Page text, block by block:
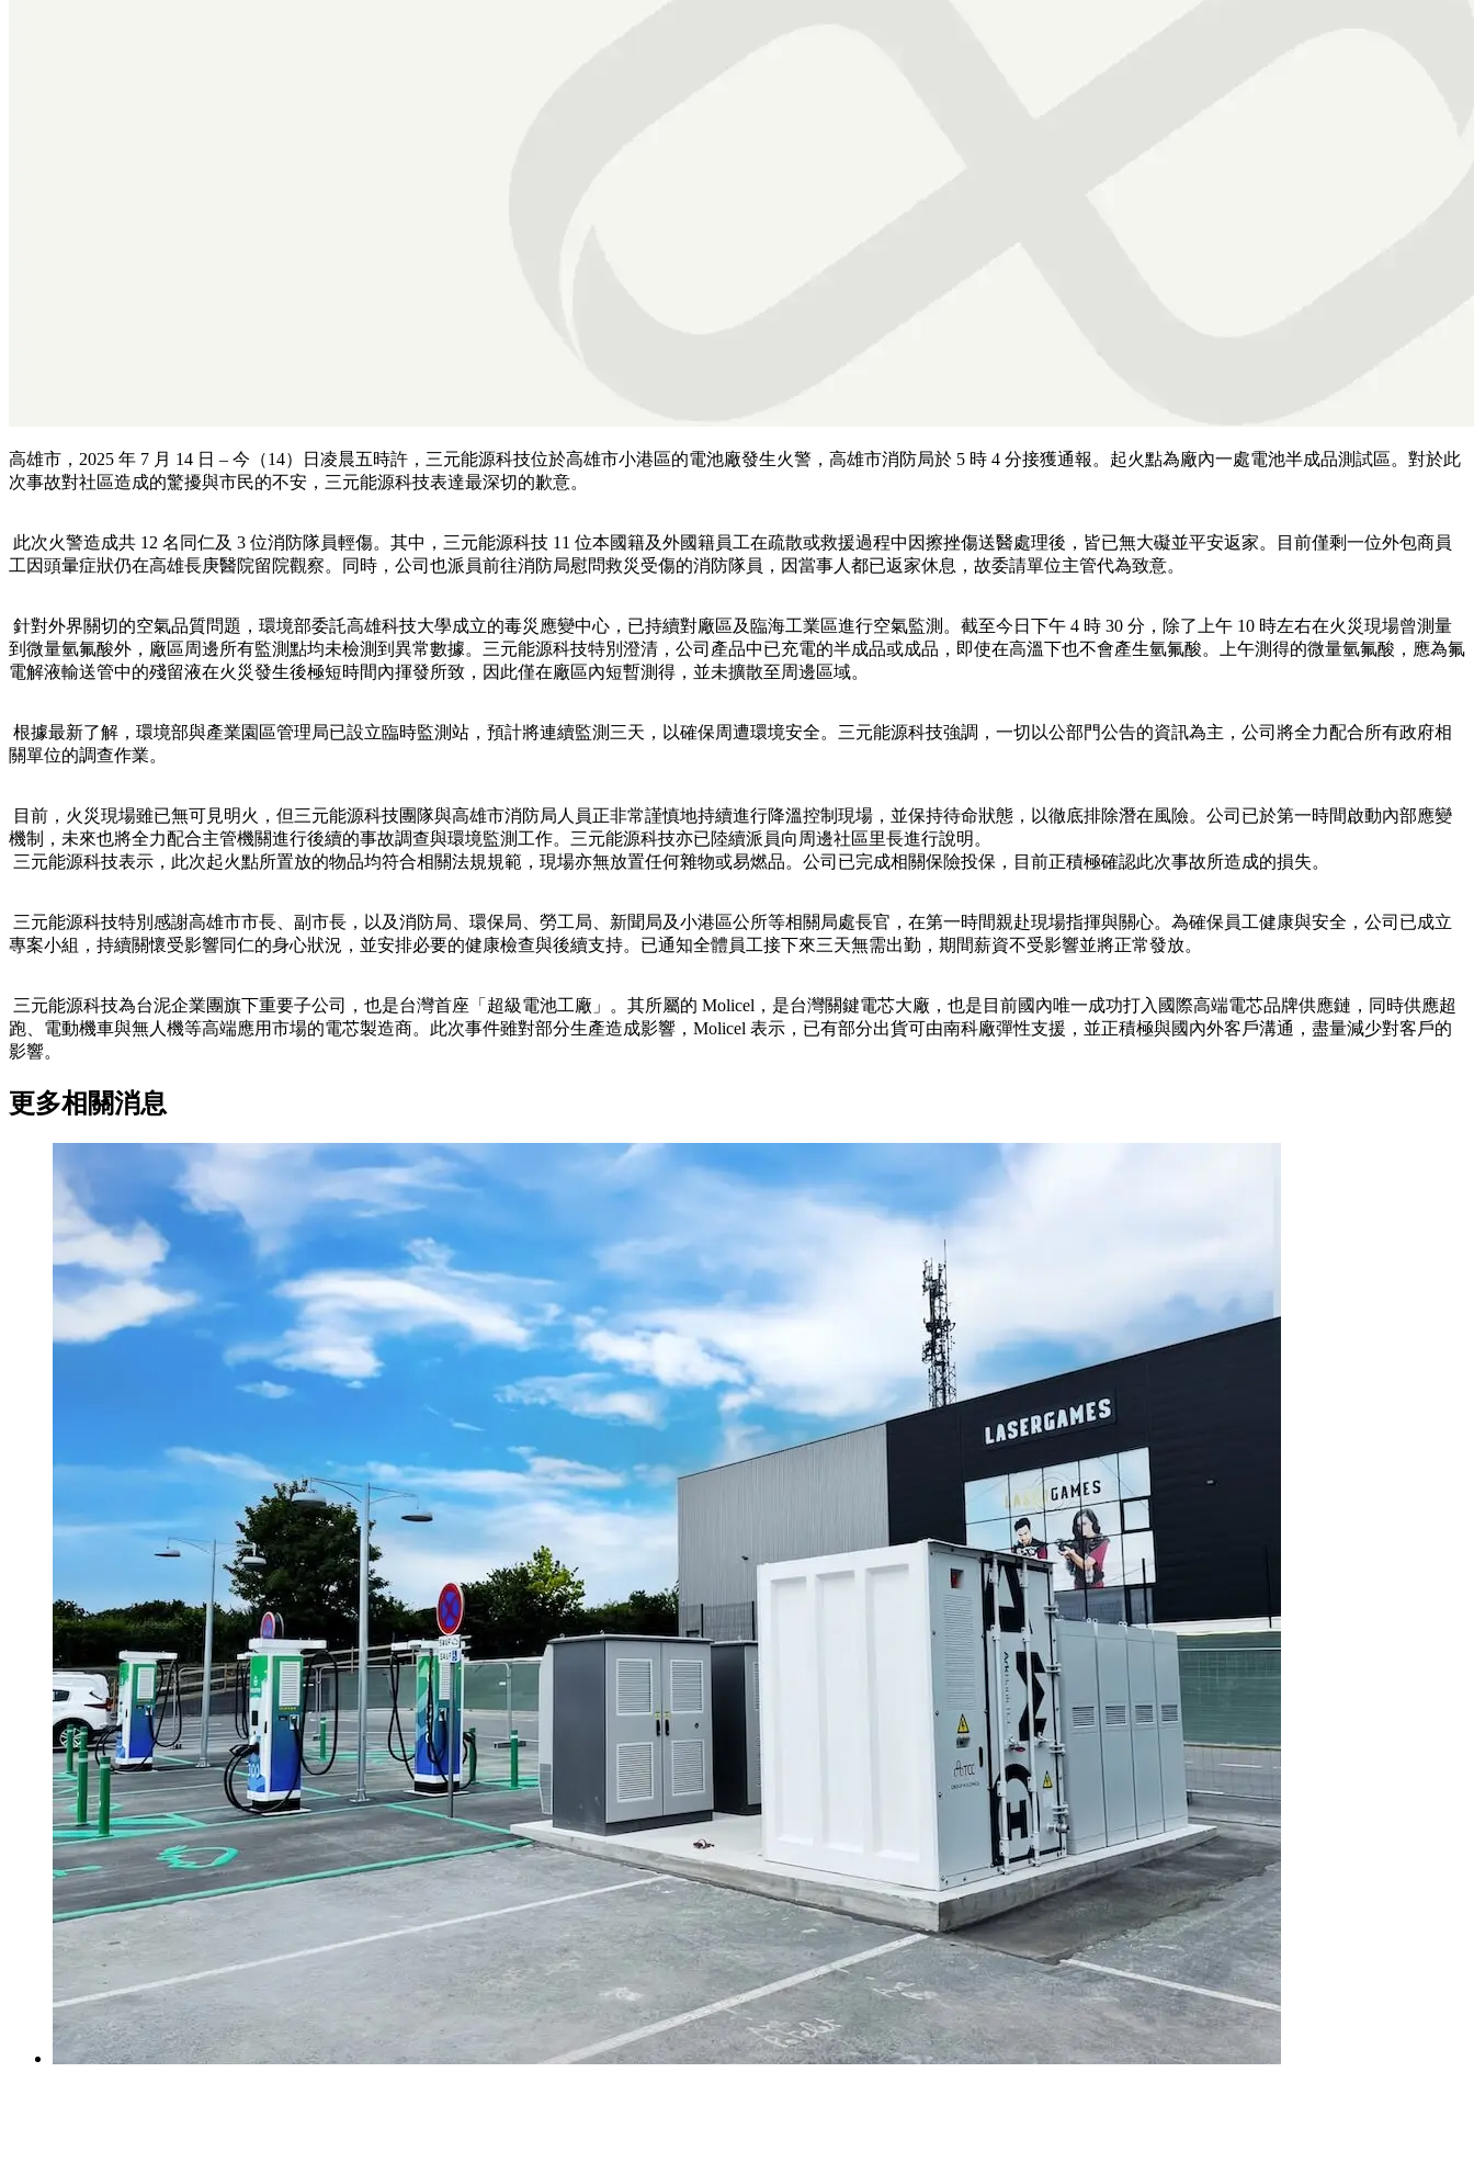
高雄市，2025 年 7 月 14 日 – 今（14）日凌晨五時許，三元能源科技位於高雄市小港區的電池廠發生火警，高雄市消防局於 5 時 4 分接獲通報。起火點為廠內一處電池半成品測試區。對於此
次事故對社區造成的驚擾與市民的不安，三元能源科技表達最深切的歉意。
此次火警造成共 12 名同仁及 3 位消防隊員輕傷。其中，三元能源科技 11 位本國籍及外國籍員工在疏散或救援過程中因擦挫傷送醫處理後，皆已無大礙並平安返家。目前僅剩一位外包商員
工因頭暈症狀仍在高雄長庚醫院留院觀察。同時，公司也派員前往消防局慰問救災受傷的消防隊員，因當事人都已返家休息，故委請單位主管代為致意。
針對外界關切的空氣品質問題，環境部委託高雄科技大學成立的毒災應變中心，已持續對廠區及臨海工業區進行空氣監測。截至今日下午 4 時 30 分，除了上午 10 時左右在火災現場曾測量
到微量氫氟酸外，廠區周邊所有監測點均未檢測到異常數據。三元能源科技特別澄清，公司產品中已充電的半成品或成品，即使在高溫下也不會產生氫氟酸。上午測得的微量氫氟酸，應為氟
電解液輸送管中的殘留液在火災發生後極短時間內揮發所致，因此僅在廠區內短暫測得，並未擴散至周邊區域。
根據最新了解，環境部與產業園區管理局已設立臨時監測站，預計將連續監測三天，以確保周遭環境安全。三元能源科技強調，一切以公部門公告的資訊為主，公司將全力配合所有政府相
關單位的調查作業。
目前，火災現場雖已無可見明火，但三元能源科技團隊與高雄市消防局人員正非常謹慎地持續進行降溫控制現場，並保持待命狀態，以徹底排除潛在風險。公司已於第一時間啟動內部應變
機制，未來也將全力配合主管機關進行後續的事故調查與環境監測工作。三元能源科技亦已陸續派員向周邊社區里長進行說明。
三元能源科技表示，此次起火點所置放的物品均符合相關法規規範，現場亦無放置任何雜物或易燃品。公司已完成相關保險投保，目前正積極確認此次事故所造成的損失。
三元能源科技特別感謝高雄市市長、副市長，以及消防局、環保局、勞工局、新聞局及小港區公所等相關局處長官，在第一時間親赴現場指揮與關心。為確保員工健康與安全，公司已成立
專案小組，持續關懷受影響同仁的身心狀況，並安排必要的健康檢查與後續支持。已通知全體員工接下來三天無需出勤，期間薪資不受影響並將正常發放。
三元能源科技為台泥企業團旗下重要子公司，也是台灣首座「超級電池工廠」。其所屬的 Molicel，是台灣關鍵電芯大廠，也是目前國內唯一成功打入國際高端電芯品牌供應鏈，同時供應超
跑、電動機車與無人機等高端應用市場的電芯製造商。此次事件雖對部分生產造成影響，Molicel 表示，已有部分出貨可由南科廠彈性支援，並正積極與國內外客戶溝通，盡量減少對客戶的
影響。
更多相關消息